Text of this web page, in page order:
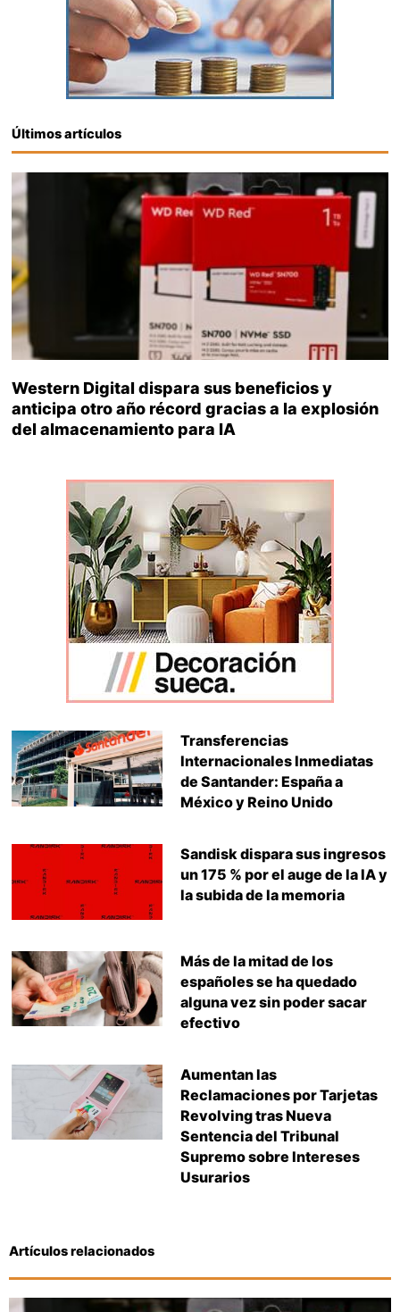
Últimos artículos
Western Digital dispara sus beneficios y
anticipa otro año récord gracias a la explosión
del almacenamiento para IA
Transferencias
Internacionales Inmediatas
de Santander: España a
México y Reino Unido
Sandisk dispara sus ingresos
un 175 % por el auge de la IA y
la subida de la memoria
Más de la mitad de los
españoles se ha quedado
alguna vez sin poder sacar
efectivo
Aumentan las
Reclamaciones por Tarjetas
Revolving tras Nueva
Sentencia del Tribunal
Supremo sobre Intereses
Usurarios
Artículos relacionados